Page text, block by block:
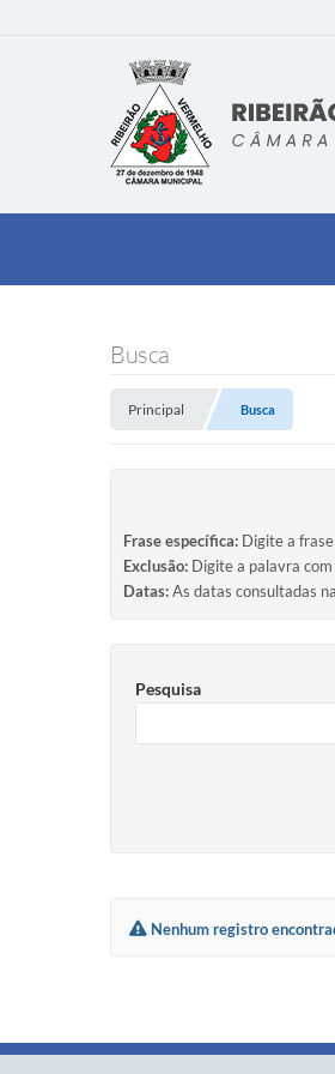
Busca
Principal Busca
Frase específica: Digite a
Exclusão: Digite a palavra
Datas:As datas consultadas
Pesquisa
Nenhum registro